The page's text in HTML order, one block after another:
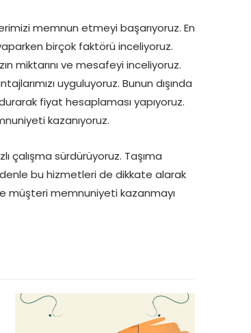
memnun etmeyi başarıyoruz. En
birçok faktörü inceliyoruz.
miktarını ve mesafeyi inceliyoruz.
uyguluyoruz. Bunun dışında
fiyat hesaplaması yapıyoruz.
kazanıyoruz.
çalışma sürdürüyoruz. Taşıma
bu hizmetleri de dikkate alarak
müşteri memnuniyeti kazanmayı